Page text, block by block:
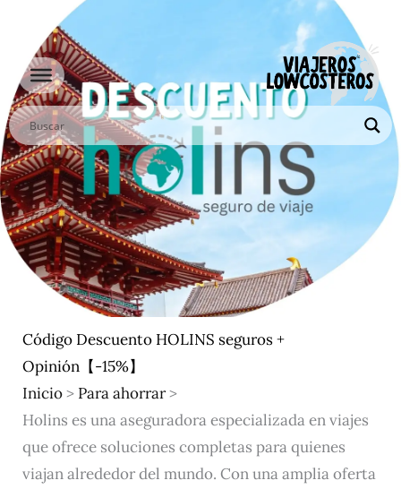
contenido
Código Descuento HOLINS seguros +
Opinión【-15%】
Inicio> Para ahorrar>
Holins es una aseguradora especializada en viajes
que ofrece soluciones completas para quienes
viajan alrededor del mundo. Con una amplia oferta